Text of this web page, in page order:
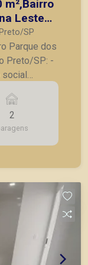
m²,Bairro
Leste
SP
Parque dos
Preto/SP: -
social
com
com
de
2